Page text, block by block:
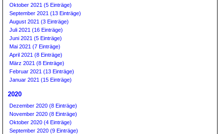
Oktober 2021 (5 Einträge)
September 2021 (13 Einträge)
August 2021 (3 Einträge)
Juli 2021 (16 Einträge)
Juni 2021 (5 Einträge)
Mai 2021 (7 Einträge)
April 2021 (8 Einträge)
März 2021 (8 Einträge)
Februar 2021 (13 Einträge)
Januar 2021 (15 Einträge)
2020
Dezember 2020 (8 Einträge)
November 2020 (8 Einträge)
Oktober 2020 (4 Einträge)
September 2020 (9 Einträge)